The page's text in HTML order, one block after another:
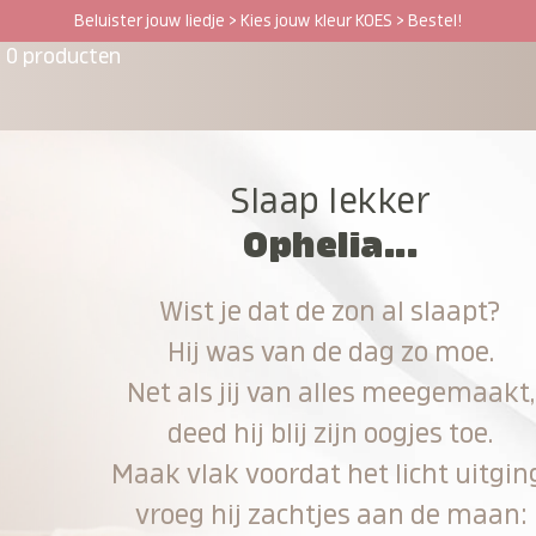
Beluister jouw liedje > Kies jouw kleur KOES > Bestel!
0 producten
Slaap lekker
Ophelia...
Wist je dat de zon al slaapt?
Hij was van de dag zo moe.
Net als jij van alles meegemaakt,
deed hij blij zijn oogjes toe.
Maak vlak voordat het licht
vroeg hij zachtjes aan de maan: